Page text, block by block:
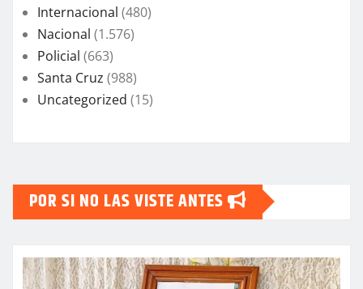
Internacional (480)
Nacional (1.576)
Policial (663)
Santa Cruz (988)
Uncategorized (15)
POR SI NO LAS VISTE ANTES